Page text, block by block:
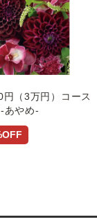
（3万円）コース
あやめ-